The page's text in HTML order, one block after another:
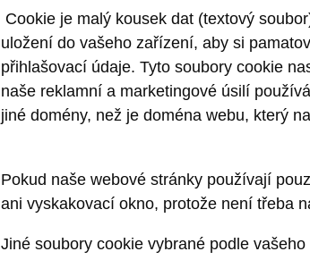
Cookie je malý kousek dat (textový
uložení do vašeho zařízení, aby si
přihlašovací údaje. Tyto soubory cookie
naše reklamní a marketingové úsilí
jiné domény, než je doména webu, který
Pokud naše webové stránky používají
ani vyskakovací okno, protože není třeba
Jiné soubory cookie vybrané podle